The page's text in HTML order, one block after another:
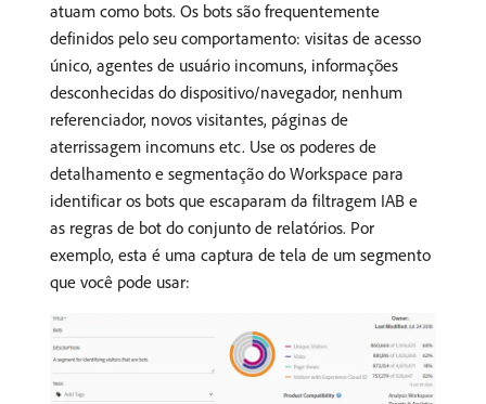
atuam como bots. Os bots são frequentemente
definidos pelo seu comportamento: visitas de acesso
único, agentes de usuário incomuns, informações
desconhecidas do dispositivo/navegador, nenhum
referenciador, novos visitantes, páginas de
aterrissagem incomuns etc. Use os poderes de
detalhamento e segmentação do Workspace para
identificar os bots que escaparam da filtragem IAB e
as regras de bot do conjunto de relatórios. Por
exemplo, esta é uma captura de tela de um segmento
que você pode usar: